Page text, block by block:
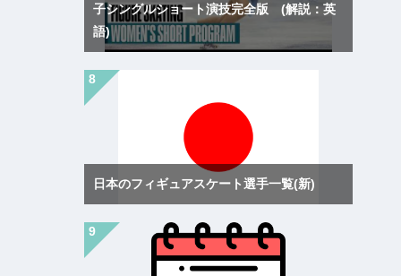
子シングルショート演技完全版 (解説：英
語)
日本のフィギュアスケート選手一覧(新)